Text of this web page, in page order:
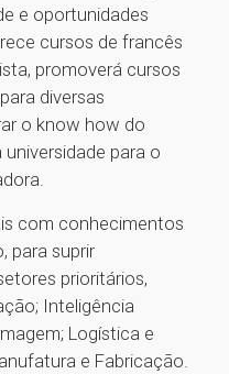
e oportunidades
cursos de francês
promoverá cursos
diversas
o know how do
para o
com conhecimentos
para suprir
prioritários,
Inteligência
Logística e
e Fabricação.